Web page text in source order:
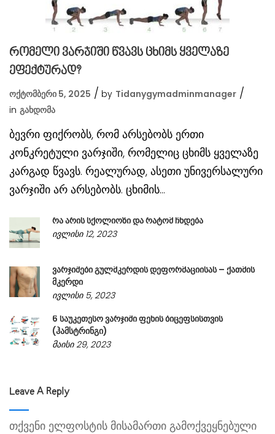
რომელი ვარჯიში წვავს ცხიმს ყველაზე
ეფექტურად?
ოქტომბერი 5, 2025
by Tidanygymadminmanager
in Გახდომა
ბევრი ფიქრობს, რომ არსებობს ერთი
კონკრეტული ვარჯიში, რომელიც ცხიმს ყველაზე
კარგად წვავს. რეალურად, ასეთი უნივერსალური
ვარჯიში არ არსებობს. ცხიმის...
რა არის სქოლიოზი და რატომ ჩნდება
ივლისი 12, 2023
ვარჯიშები გულმკერდის დეფორმაციისას – ქათმის
მკერდი
ივლისი 5, 2023
6 საუკეთესო ვარჯიში ფეხის ბიცეფსისთვის
(ჰამსტრინგი)
მაისი 29, 2023
Leave A Reply
თქვენი ელფოსტის მისამართი გამოქვეყნებული